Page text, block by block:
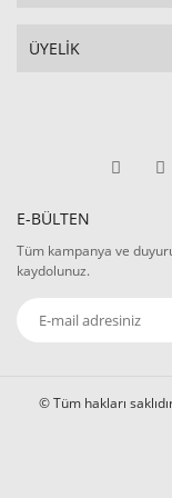
ÜYELİK
E-BÜLTEN
Tüm kampanya ve
kaydolunuz.
© Tüm hakları